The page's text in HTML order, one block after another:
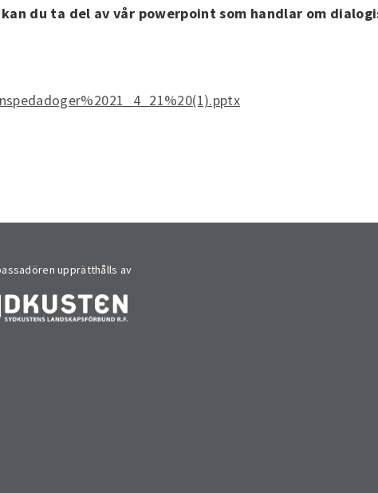
du ta del av vår powerpoint som handlar om
upprätthålls av